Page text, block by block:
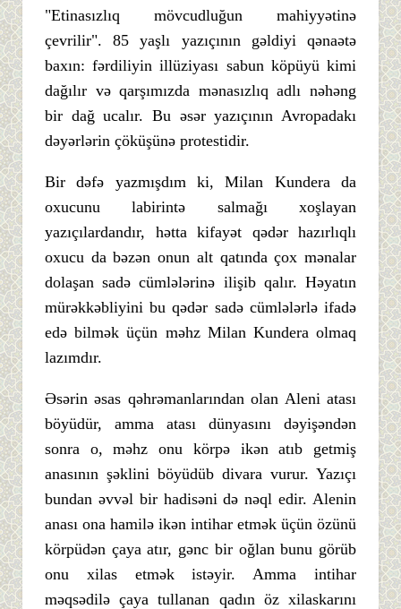
"Etinasızlıq mövcudluğun mahiyyətinə
çevrilir". 85 yaşlı yazıçının gəldiyi qənaətə
baxın: fərdiliyin illüziyası sabun köpüyü kimi
dağılır və qarşımızda mənasızlıq adlı nəhəng
bir dağ ucalır. Bu əsər yazıçının Avropadakı
dəyərlərin çöküşünə protestidir.
Bir dəfə yazmışdım ki, Milan Kundera da
oxucunu labirintə salmağı xoşlayan
yazıçılardandır, hətta kifayət qədər hazırlıqlı
oxucu da bəzən onun alt qatında çox mənalar
dolaşan sadə cümlələrinə ilişib qalır. Həyatın
mürəkkəbliyini bu qədər sadə cümlələrlə ifadə
edə bilmək üçün məhz Milan Kundera olmaq
lazımdır.
Əsərin əsas qəhrəmanlarından olan Aleni atası
böyüdür, amma atası dünyasını dəyişəndən
sonra o, məhz onu körpə ikən atıb getmiş
anasının şəklini böyüdüb divara vurur. Yazıçı
bundan əvvəl bir hadisəni də nəql edir. Alenin
anası ona hamilə ikən intihar etmək üçün özünü
körpüdən çaya atır, gənc bir oğlan bunu görüb
onu xilas etmək istəyir. Amma intihar
məqsədilə çaya tullanan qadın öz xilaskarını